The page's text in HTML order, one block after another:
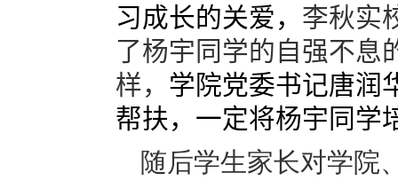
习成长的关爱， 李秋实
了杨宇同学的自强不息
样， 学院党委书记唐润
帮扶，一定将杨宇同学
随后学生家长对学院